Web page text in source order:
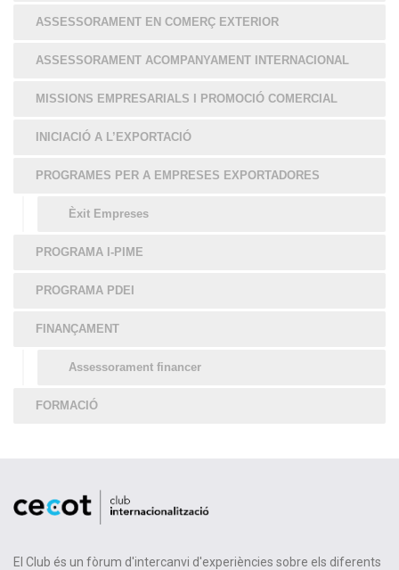
ASSESSORAMENT EN COMERÇ EXTERIOR
ASSESSORAMENT ACOMPANYAMENT INTERNACIONAL
MISSIONS EMPRESARIALS I PROMOCIÓ COMERCIAL
INICIACIÓ A L’EXPORTACIÓ
PROGRAMES PER A EMPRESES EXPORTADORES
Èxit Empreses
PROGRAMA I-PIME
PROGRAMA PDEI
FINANÇAMENT
Assessorament financer
FORMACIÓ
El Club és un fòrum d'intercanvi d'experiències sobre els diferents